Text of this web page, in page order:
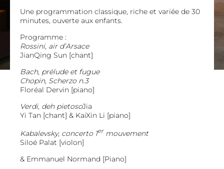
Une programmation classique, riche et variée de 30
minutes, ouverte aux enfants.
Programme :
Rossini, air d’Arsace
JianQing Sun [chant]
Bach, prélude et fugue
Chopin, Scherzo n.3
Floréal Dervin [piano]
Verdi, deh pietosoJia
Yi Tan [chant] & KaiXin Li [piano]
Kabalevsky, concerto 1ermouvement
Siloé Palat [violon]
& Emmanuel Normand [Piano]